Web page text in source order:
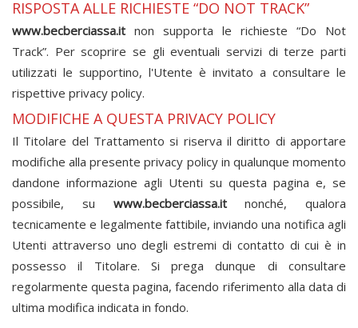
RISPOSTA ALLE RICHIESTE “DO NOT TRACK”
www.becberciassa.it non supporta le richieste “Do Not
Track”. Per scoprire se gli eventuali servizi di terze parti
utilizzati le supportino, l'Utente è invitato a consultare le
rispettive privacy policy.
MODIFICHE A QUESTA PRIVACY POLICY
Il Titolare del Trattamento si riserva il diritto di apportare
modifiche alla presente privacy policy in qualunque momento
dandone informazione agli Utenti su questa pagina e, se
possibile, su www.becberciassa.itnonché, qualora
tecnicamente e legalmente fattibile, inviando una notifica agli
Utenti attraverso uno degli estremi di contatto di cui è in
possesso il Titolare. Si prega dunque di consultare
regolarmente questa pagina, facendo riferimento alla data di
ultima modifica indicata in fondo.